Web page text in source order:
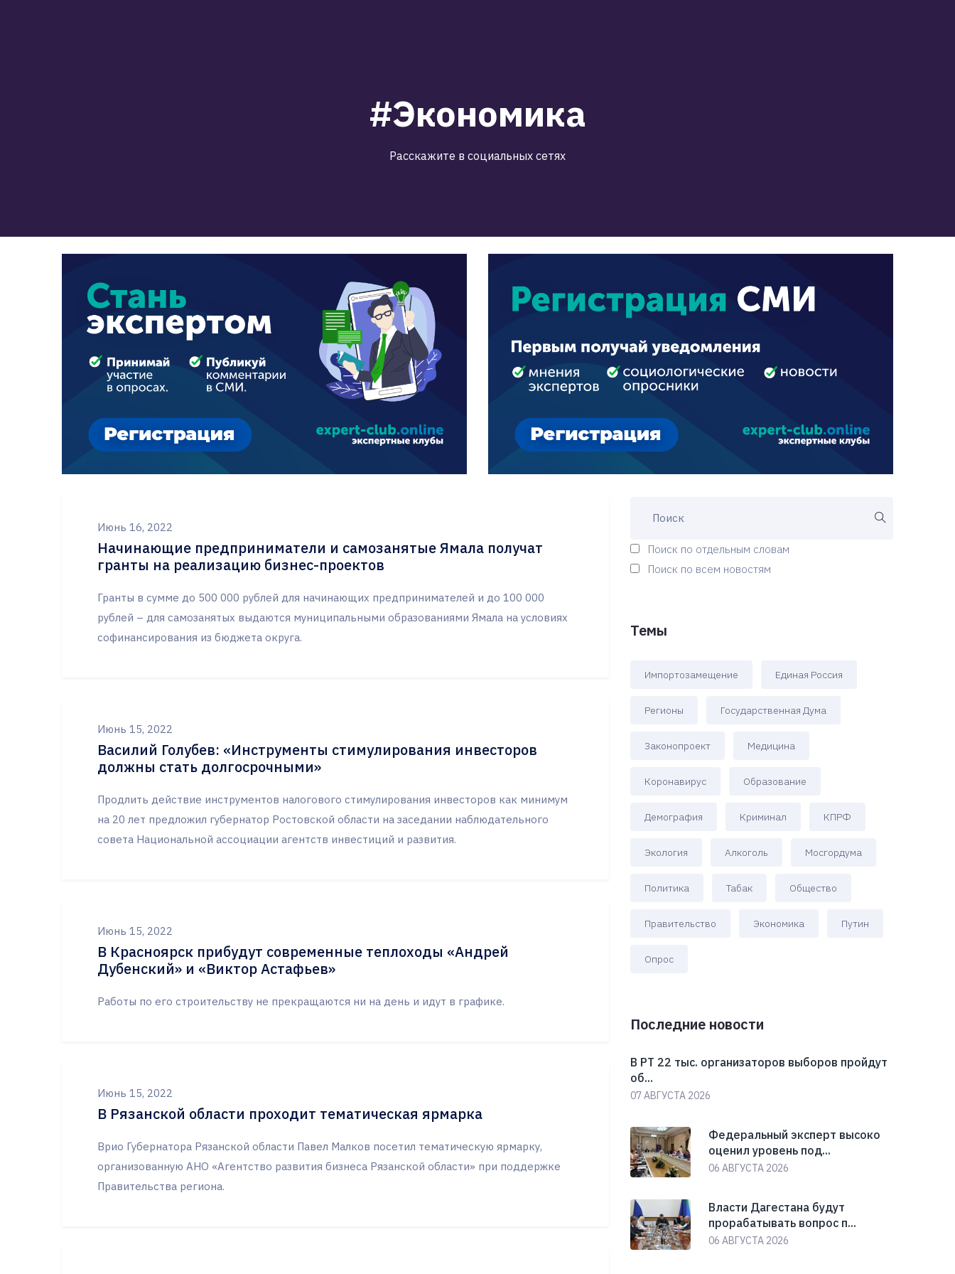
#Экономика
Расскажите в социальных сетях
Июнь 16, 2022
Начинающие предприниматели и самозанятые Ямала получат
гранты на реализацию бизнес-проектов
Гранты в сумме до 500 000 рублей для начинающих предпринимателей и до 100 000
рублей – для самозанятых выдаются муниципальными образованиями Ямала на условиях
софинансирования из бюджета округа.
Июнь 15, 2022
Василий Голубев: «Инструменты стимулирования инвесторов
должны стать долгосрочными»
Продлить действие инструментов налогового стимулирования инвесторов как минимум
на 20 лет предложил губернатор Ростовской области на заседании наблюдательного
совета Национальной ассоциации агентств инвестиций и развития.
Июнь 15, 2022
В Красноярск прибудут современные теплоходы «Андрей
Дубенский» и «Виктор Астафьев»
Работы по его строительству не прекращаются ни на день и идут в графике.
Июнь 15, 2022
В Рязанской области проходит тематическая ярмарка
Врио Губернатора Рязанской области Павел Малков посетил тематическую ярмарку,
организованную АНО «Агентство развития бизнеса Рязанской области» при поддержке
Правительства региона.
Поиск по отдельным словам
Поиск по всем новостям
Темы
Импортозамещение Единая Россия
Регионы Государственная Дума
Законопроект Медицина
Коронавирус Образование
Демография Криминал КПРФ
Экология Алкоголь Мосгордума
Политика Табак Общество
Правительство Экономика Путин
Опрос
Последние новости
В РТ 22 тыс. организаторов выборов пройдут
об...
07 АВГУСТА 2026
Федеральный эксперт высоко
оценил уровень под...
06 АВГУСТА 2026
Власти Дагестана будут
прорабатывать вопрос п...
06 АВГУСТА 2026